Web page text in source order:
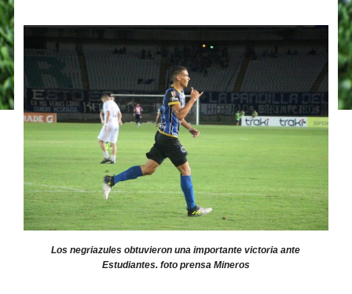
Los negriazules obtuvieron una importante victoria ante
Estudiantes. foto prensa Mineros